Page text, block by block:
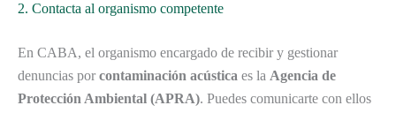
2. Contacta al organismo competente
En CABA, el organismo encargado de recibir y gestionar
denuncias por contaminación acústica es la Agencia de
Protección Ambiental (APRA). Puedes comunicarte con ellos